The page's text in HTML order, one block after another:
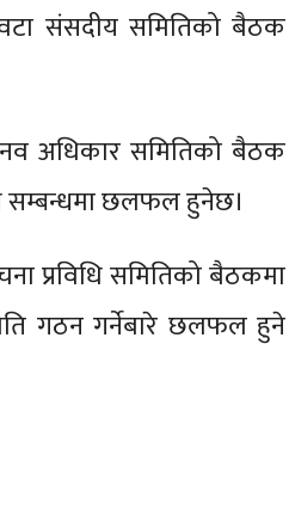
संसदीय समितिको बैठक
अधिकार समितिको बैठक
सम्बन्धमा छलफल हुनेछ।
प्रविधि समितिको बैठकमा
गठन गर्नेबारे छलफल हुने